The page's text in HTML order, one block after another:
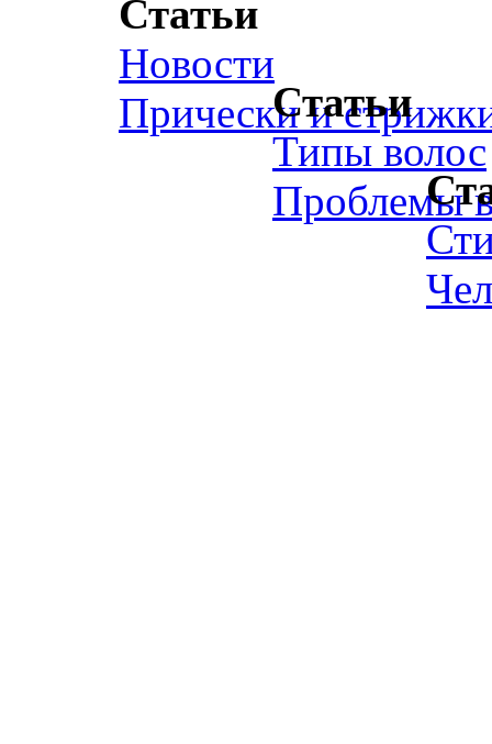
Статьи
Новости
Прически иСтатьи
Типы волос
Проблемы